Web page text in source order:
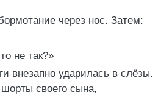
через нос. Затем:
не так?»
внезапно ударилась в слёзы.
своего сына,